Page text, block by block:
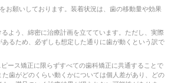
お願いしております。装着状況は、歯の移動量や効果
よう、綿密に治療計画を立てています。ただし、実際
るため、必ずしも想定した通りに歯が動くという訳で
ース矯正に限らずすべての歯科矯正に共通することで
歯がどのくらい動くかについては個人差があり、どの